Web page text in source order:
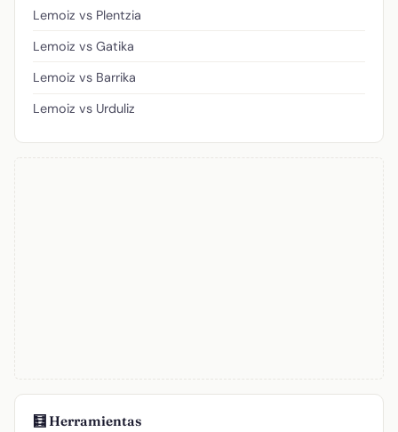
Lemoiz vs Plentzia
Lemoiz vs Gatika
Lemoiz vs Barrika
Lemoiz vs Urduliz
🧮 Herramientas